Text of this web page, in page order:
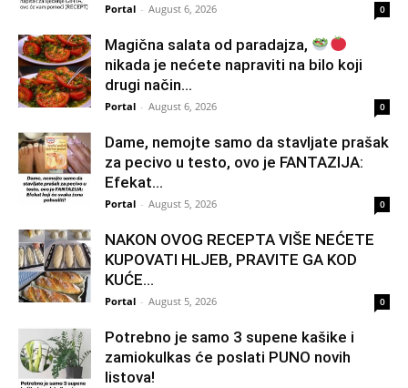
Portal - August 6, 2026 0
Magična salata od paradajza,
nikada je nećete napraviti na bilo koji
drugi način…
Portal - August 6, 2026 0
Dame, nemojte samo da stavljate prašak
za pecivo u testo, ovo je FANTAZIJA:
Efekat...
Portal - August 5, 2026 0
NAKON OVOG RECEPTA VIŠE NEĆETE
KUPOVATI HLJEB, PRAVITE GA KOD
KUĆE…
Portal - August 5, 2026 0
Potrebno je samo 3 supene kašike i
zamiokulkas će poslati PUNO novih
listova!